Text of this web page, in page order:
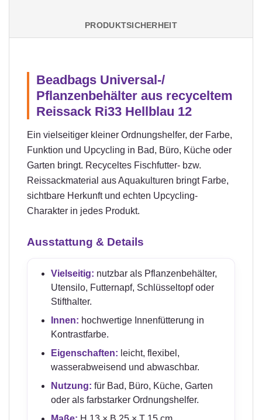
PRODUKTSICHERHEIT
Beadbags Universal-/
Pflanzenbehälter aus recyceltem
Reissack Ri33 Hellblau 12
Ein vielseitiger kleiner Ordnungshelfer, der Farbe,
Funktion und Upcycling in Bad, Büro, Küche oder
Garten bringt. Recyceltes Fischfutter- bzw.
Reissackmaterial aus Aquakulturen bringt Farbe,
sichtbare Herkunft und echten Upcycling-
Charakter in jedes Produkt.
Ausstattung & Details
Vielseitig: nutzbar als Pflanzenbehälter,
Utensilo, Futternapf, Schlüsseltopf oder
Stifthalter.
Innen: hochwertige Innenfütterung in
Kontrastfarbe.
Eigenschaften: leicht, flexibel,
wasserabweisend und abwaschbar.
Nutzung: für Bad, Büro, Küche, Garten
oder als farbstarker Ordnungshelfer.